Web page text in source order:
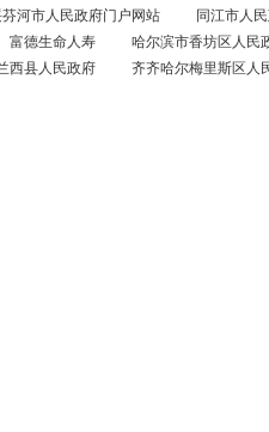
河市人民政府门户网站
同江市人
富德生命人寿
哈尔滨市香坊区人民
西县人民政府 齐齐哈尔梅里斯区人